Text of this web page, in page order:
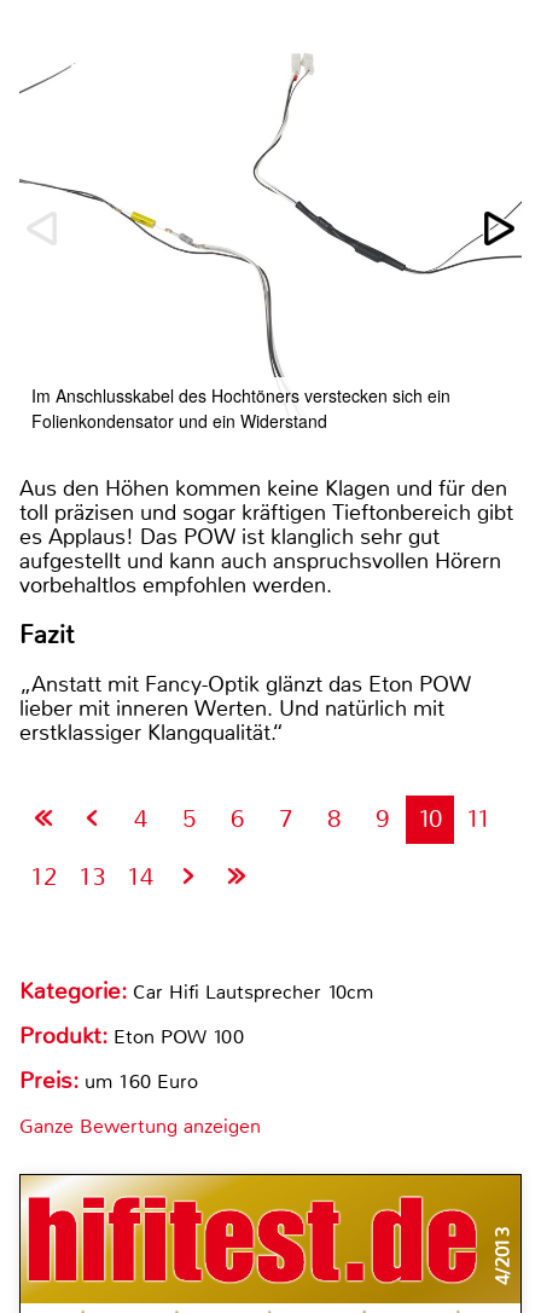
Im Anschlusskabel des Hochtöners verstecken sich ein
Folienkondensator und ein Widerstand
Aus den Höhen kommen keine Klagen und für den
toll präzisen und sogar kräftigen Tieftonbereich gibt
es Applaus! Das POW ist klanglich sehr gut
aufgestellt und kann auch anspruchsvollen Hörern
vorbehaltlos empfohlen werden.
Fazit
„Anstatt mit Fancy-Optik glänzt das Eton POW
lieber mit inneren Werten. Und natürlich mit
erstklassiger Klangqualität.“
4 5 6 7 8 9 10
11
12
13 14
Kategorie: Car Hifi Lautsprecher 10cm
Produkt: Eton POW 100
Preis: um 160 Euro
Ganze Bewertung anzeigen
4/2013